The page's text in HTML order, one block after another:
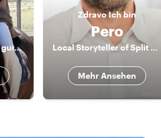
Anything-but-boring guidess ;-)
ZdravoIch bin
Pero
Local Storyteller of Split & Marine Biologist
Mehr Ansehen